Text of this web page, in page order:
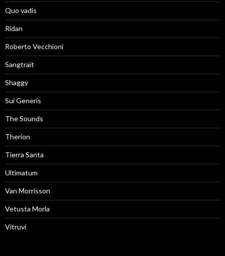
Quo vadis
Ridan
Roberto Vecchioni
Sangtraït
Shaggy
Sui Generis
The Sounds
Therion
Tierra Santa
Ultimatum
Van Morrisson
Vetusta Morla
Vitruvi